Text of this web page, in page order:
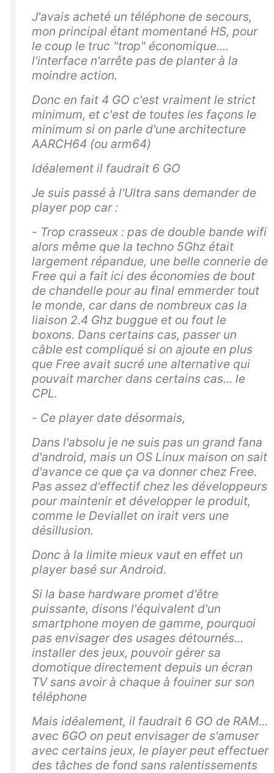
J'avais acheté un téléphone de secours,
mon principal étant momentané HS, pour
le coup le truc "trop" économique....
l'interface n'arrête pas de planter à la
moindre action.
Donc en fait 4 GO c'est vraiment le strict
minimum, et c'est de toutes les façons le
minimum si on parle d'une architecture
AARCH64 (ou arm64)
Idéalement il faudrait 6 GO
Je suis passé à l'Ultra sans demander de
player pop car :
- Trop crasseux : pas de double bande wifi
alors même que la techno 5Ghz était
largement répandue, une belle connerie de
Free qui a fait ici des économies de bout
de chandelle pour au final emmerder tout
le monde, car dans de nombreux cas la
liaison 2.4 Ghz buggue et ou fout le
boxons. Dans certains cas, passer un
câble est compliqué si on ajoute en plus
que Free avait sucré une alternative qui
pouvait marcher dans certains cas... le
CPL.
- Ce player date désormais,
Dans l'absolu je ne suis pas un grand fana
d'android, mais un OS Linux maison on sait
d'avance ce que ça va donner chez Free.
Pas assez d'effectif chez les développeurs
pour maintenir et développer le produit,
comme le Deviallet on irait vers une
désillusion.
Donc à la limite mieux vaut en effet un
player basé sur Android.
Si la base hardware promet d'être
puissante, disons l'équivalent d'un
smartphone moyen de gamme, pourquoi
pas envisager des usages détournés...
installer des jeux, pouvoir gérer sa
domotique directement depuis un écran
TV sans avoir à chaque à fouiner sur son
téléphone
Mais idéalement, il faudrait 6 GO de RAM...
avec 6GO on peut envisager de s'amuser
avec certains jeux, le player peut effectuer
des tâches de fond sans ralentissements